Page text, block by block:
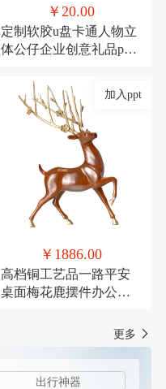
￥20.00
定制软胶u盘卡通人物立
体公仔企业创意礼品pvc
加入ppt
￥1886.00
高档铜工艺品一路平安
桌面梅花鹿摆件办公装
更多
出行神器